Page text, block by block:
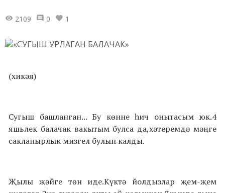
2109 0 1
(хикәя)
Сугыш башланган... Бу көнне һич онытасым юк.4
яшьлек балачак вакытым булса да,хәтеремдә мәңге
сакланырлык мизгел булып калды.
Җылы җәйге төн иде.Күктә йолдызлар җем-җем